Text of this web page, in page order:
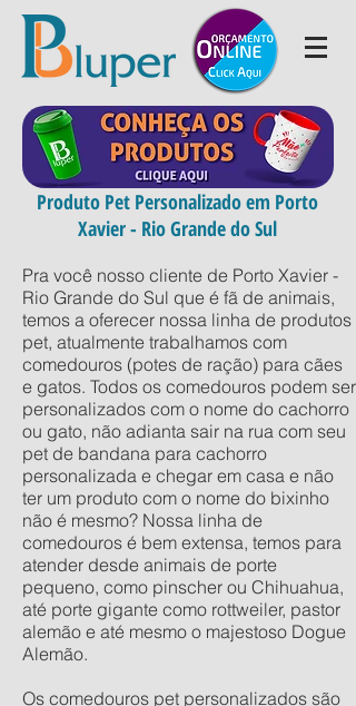
Produto Pet Personalizado em Porto
Xavier - Rio Grande do Sul
Pra você nosso cliente de Porto Xavier -
Rio Grande do Sul que é fã de animais,
temos a oferecer nossa linha de produtos
pet, atualmente trabalhamos com
comedouros (potes de ração) para cães
e gatos. Todos os comedouros podem ser
personalizados com o nome do cachorro
ou gato, não adianta sair na rua com seu
pet de bandana para cachorro
personalizada e chegar em casa e não
ter um produto com o nome do bixinho
não é mesmo? Nossa linha de
comedouros é bem extensa, temos para
atender desde animais de porte
pequeno, como pinscher ou Chihuahua,
até porte gigante como rottweiler, pastor
alemão e até mesmo o majestoso Dogue
Alemão.
Os comedouros pet personalizados são